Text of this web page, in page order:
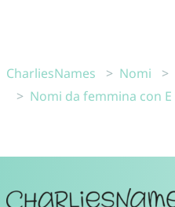
CharliesNames Nomi
Nomi da femmina con E